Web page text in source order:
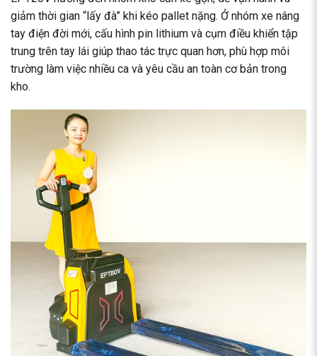
giảm thời gian “lấy đà” khi kéo pallet nặng. Ở nhóm xe nâng
tay điện đời mới, cấu hình pin lithium và cụm điều khiển tập
trung trên tay lái giúp thao tác trực quan hơn, phù hợp môi
trường làm việc nhiều ca và yêu cầu an toàn cơ bản trong
kho.